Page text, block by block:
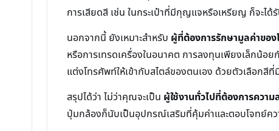
การเสียดสี เช่น ในกระเป๋าที่มีกุญแจหรือเหรียญ ก็จะไ
นอกจากนี้ ยังเหมาะสำหรับ ผู้ที่ต้องการรักษามูลค่าของ
หรือการเทรดเครื่องในอนาคต การลงทุนเพียงเล็กน้อ
แต่งโทรศัพท์ให้เข้ากับสไตล์ของตนเอง ด้วยตัวเลือกสี
สรุปได้ว่า ไม่ว่าคุณจะเป็น ผู้ใช้งานทั่วไปที่ต้องการความ
ปุ่มกล้องก็นับเป็นอุปกรณ์เสริมที่คุ้มค่าและตอบโจทย์ค